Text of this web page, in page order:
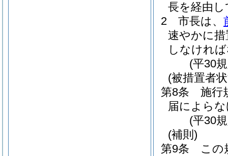
長を経由
2
市長は、
速やかに
しなけれ
(平30
(被措置者
第8条
施行
届によら
(平30
(補則)
第9条
この